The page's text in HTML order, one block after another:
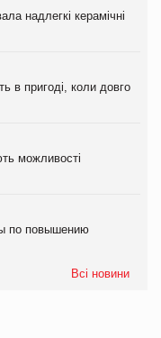
надлегкі керамічні
в пригоді, коли довго
можливості
по повышению
Всі новини